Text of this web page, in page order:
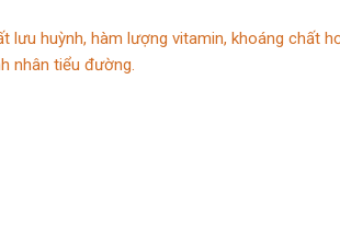
lưu huỳnh, hàm lượng vitamin, khoáng chất
nhân tiểu đường.